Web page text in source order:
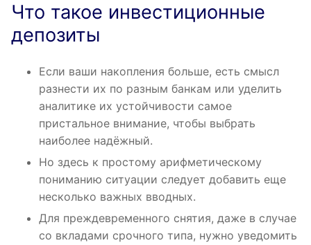
Что такое инвестиционные
депозиты
Если ваши накопления больше, есть смысл
разнести их по разным банкам или уделить
аналитике их устойчивости самое
пристальное внимание, чтобы выбрать
наиболее надёжный.
Но здесь к простому арифметическому
пониманию ситуации следует добавить еще
несколько важных вводных.
Для преждевременного снятия, даже в случае
со вкладами срочного типа, нужно уведомить